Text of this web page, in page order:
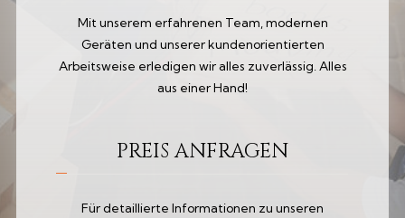
Mit unserem erfahrenen Team, modernen
Geräten und unserer kundenorientierten
Arbeitsweise erledigen wir alles zuverlässig. Alles
aus einer Hand!
PREIS ANFRAGEN
Für detaillierte Informationen zu unseren